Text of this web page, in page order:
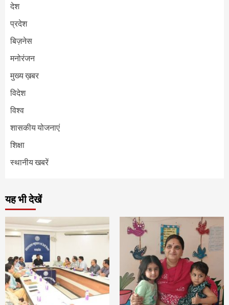
देश
प्रदेश
बिज़नेस
मनोरंजन
मुख्य ख़बर
विदेश
विश्व
शासकीय योजनाएं
शिक्षा
स्थानीय खबरें
यह भी देखें